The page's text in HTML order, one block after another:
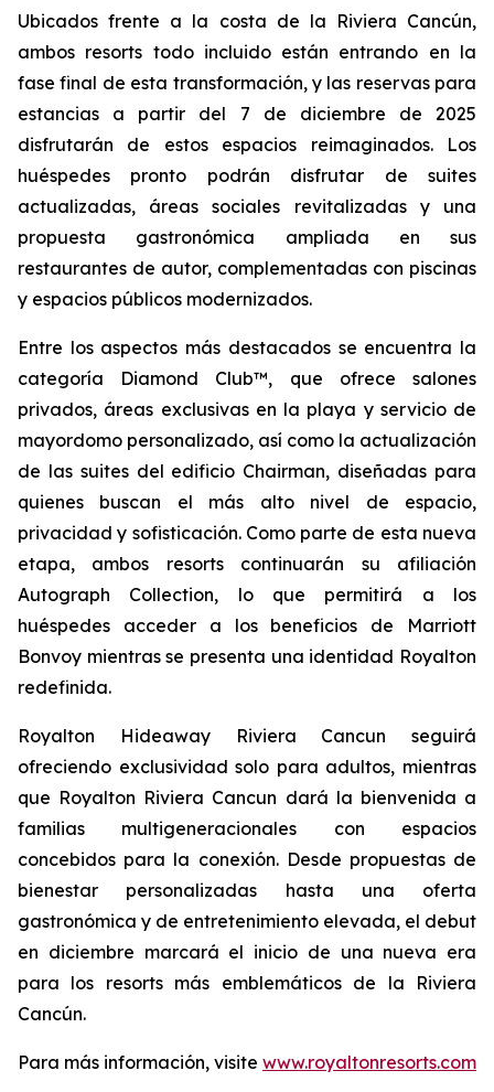
Ubicados frente a la costa de la Riviera Cancún,
ambos resorts todo incluido están entrando en la
fase final de esta transformación, y las reservas para
estancias a partir del 7 de diciembre de 2025
disfrutarán de estos espacios reimaginados. Los
huéspedes pronto podrán disfrutar de suites
actualizadas, áreas sociales revitalizadas y una
propuesta gastronómica ampliada en sus
restaurantes de autor, complementadas con piscinas
y espacios públicos modernizados.
Entre los aspectos más destacados se encuentra la
categoría Diamond Club™, que ofrece salones
privados, áreas exclusivas en la playa y servicio de
mayordomo personalizado, así como la actualización
de las suites del edificio Chairman, diseñadas para
quienes buscan el más alto nivel de espacio,
privacidad y sofisticación. Como parte de esta nueva
etapa, ambos resorts continuarán su afiliación
Autograph Collection, lo que permitirá a los
huéspedes acceder a los beneficios de Marriott
Bonvoy mientras se presenta una identidad Royalton
redefinida.
Royalton Hideaway Riviera Cancun seguirá
ofreciendo exclusividad solo para adultos, mientras
que Royalton Riviera Cancun dará la bienvenida a
familias multigeneracionales con espacios
concebidos para la conexión. Desde propuestas de
bienestar personalizadas hasta una oferta
gastronómica y de entretenimiento elevada, el debut
en diciembre marcará el inicio de una nueva era
para los resorts más emblemáticos de la Riviera
Cancún.
Para más información, visite www.royaltonresorts.com